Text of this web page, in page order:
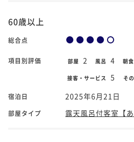
60歳以上
総合点
項目別評価 部屋 2 風呂 4 朝食
接客・サービス 5 そ
宿泊日 2025年6月21日
部屋タイプ 露天風呂付客室【